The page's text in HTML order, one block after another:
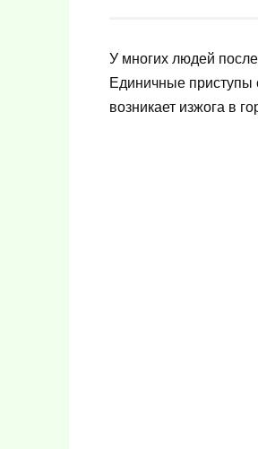
У многих людей
Единичные приступы
возникает изжога в